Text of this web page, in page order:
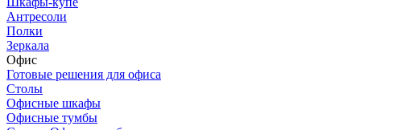
Антресоли
Полки
Зеркала
Офис
Готовые решения для офиса
Столы
Офисные шкафы
Офисные тумбы